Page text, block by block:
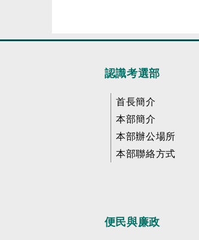
認識考選部
首長簡介
本部簡介
本部辦公場所
本部聯絡方式
便民與廉政